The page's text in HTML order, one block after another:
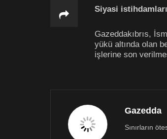
Siyasi
Gazeddakıbrıs,
yükü altında olan
işlerine son
Gazedda
Sınırların